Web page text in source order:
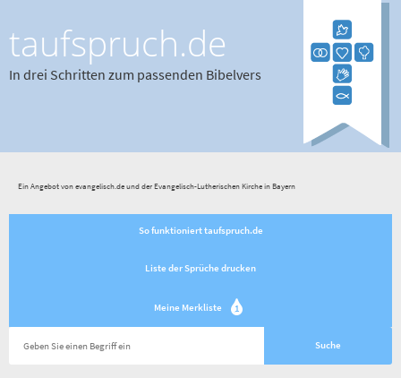
taufspruch.de
In drei Schritten zum passenden Bibelvers
Ein Angebot von evangelisch.de und der Evangelisch-Lutherischen Kirche in Bayern
So funktioniert taufspruch.de
Liste der Sprüche drucken
Meine Merkliste 1